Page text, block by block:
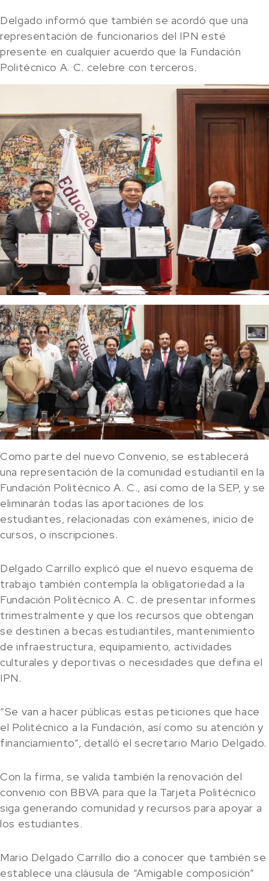
Delgado informó que también se acordó que una
representación de funcionarios del IPN esté
presente en cualquier acuerdo que la Fundación
Politécnico A. C. celebre con terceros.
Como parte del nuevo Convenio, se establecerá
una representación de la comunidad estudiantil en la
Fundación Politécnico A. C., así como de la SEP, y se
eliminarán todas las aportaciones de los
estudiantes, relacionadas con exámenes, inicio de
cursos, o inscripciones.
Delgado Carrillo explicó que el nuevo esquema de
trabajo también contempla la obligatoriedad a la
Fundación Politécnico A. C. de presentar informes
trimestralmente y que los recursos que obtengan
se destinen a becas estudiantiles, mantenimiento
de infraestructura, equipamiento, actividades
culturales y deportivas o necesidades que defina el
IPN.
“Se van a hacer públicas estas peticiones que hace
el Politécnico a la Fundación, así como su atención y
financiamiento”, detalló el secretario Mario Delgado.
Con la firma, se valida también la renovación del
convenio con BBVA para que la Tarjeta Politécnico
siga generando comunidad y recursos para apoyar a
los estudiantes.
Mario Delgado Carrillo dio a conocer que también se
establece una cláusula de “Amigable composición”